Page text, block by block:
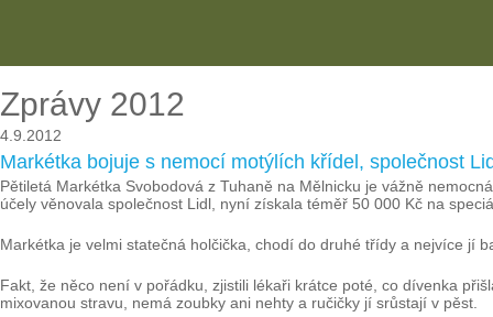
Zprávy 2012
4.9.2012
Markétka bojuje s nemocí motýlích křídel, společnost
Pětiletá Markétka Svobodová z Tuhaně na Mělnicku je vážně
účely věnovala společnost Lidl, nyní získala téměř 50 000 Kč na
Markétka je velmi statečná holčička, chodí do druhé třídy a nejvíce jí
Fakt, že něco není v pořádku, zjistili lékaři krátce poté, co dívenka
mixovanou stravu, nemá zoubky ani nehty a ručičky jí srůstají v pěst.